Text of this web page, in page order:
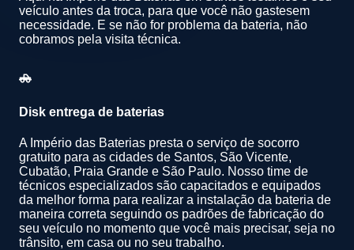
veículo antes da troca, para que você não gastesem
necessidade. E se não for problema da bateria, não
cobramos pela visita técnica.
Disk entrega de baterias
A Império das Baterias presta o serviço de socorro
gratuito para as cidades de Santos, São Vicente,
Cubatão, Praia Grande e São Paulo. Nosso time de
técnicos especializados são capacitados e equipados
da melhor forma para realizar a instalação da bateria de
maneira correta seguindo os padrões de fabricação do
seu veículo no momento que você mais precisar, seja no
trânsito, em casa ou no seu trabalho.